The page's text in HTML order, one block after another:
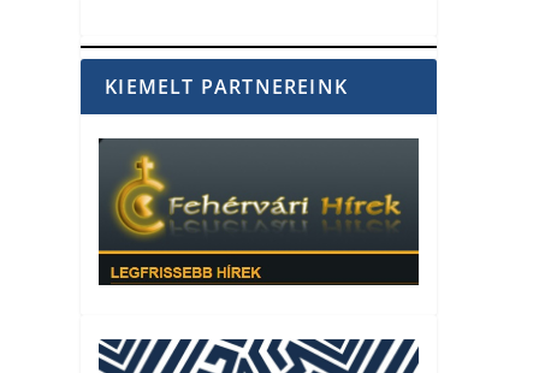
KIEMELT PARTNEREINK